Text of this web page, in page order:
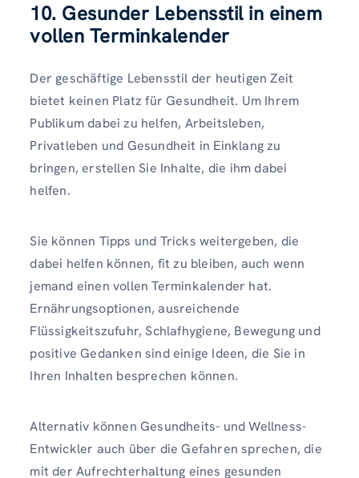
10. Gesunder Lebensstil in einem
vollen Terminkalender
Der geschäftige Lebensstil der heutigen Zeit
bietet keinen Platz für Gesundheit. Um Ihrem
Publikum dabei zu helfen, Arbeitsleben,
Privatleben und Gesundheit in Einklang zu
bringen, erstellen Sie Inhalte, die ihm dabei
helfen.
Sie können Tipps und Tricks weitergeben, die
dabei helfen können, fit zu bleiben, auch wenn
jemand einen vollen Terminkalender hat.
Ernährungsoptionen, ausreichende
Flüssigkeitszufuhr, Schlafhygiene, Bewegung und
positive Gedanken sind einige Ideen, die Sie in
Ihren Inhalten besprechen können.
Alternativ können Gesundheits- und Wellness-
Entwickler auch über die Gefahren sprechen, die
mit der Aufrechterhaltung eines gesunden